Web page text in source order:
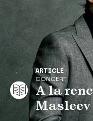
ARTICLE
CONCERT
A la
Masleev